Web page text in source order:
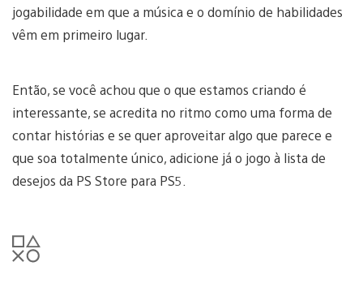
jogabilidade em que a música e o domínio de habilidades
vêm em primeiro lugar.
Então, se você achou que o que estamos criando é
interessante, se acredita no ritmo como uma forma de
contar histórias e se quer aproveitar algo que parece e
que soa totalmente único, adicione já o jogo à lista de
desejos da PS Store para PS5.